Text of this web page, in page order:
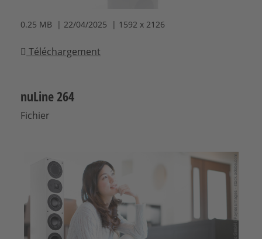
0.25 MB | 22/04/2025 | 1592 x 2126
Téléchargement
nuLine 264
Fichier